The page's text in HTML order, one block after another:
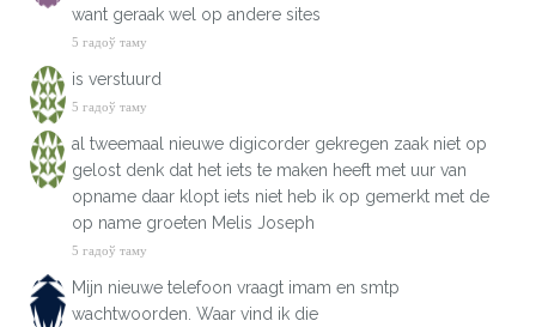
want geraak wel op andere sites
5 гадоў таму
is verstuurd
5 гадоў таму
al tweemaal nieuwe digicorder gekregen zaak niet op
gelost denk dat het iets te maken heeft met uur van
opname daar klopt iets niet heb ik op gemerkt met de
op name groeten Melis Joseph
5 гадоў таму
Mijn nieuwe telefoon vraagt imam en smtp
wachtwoorden. Waar vind ik die